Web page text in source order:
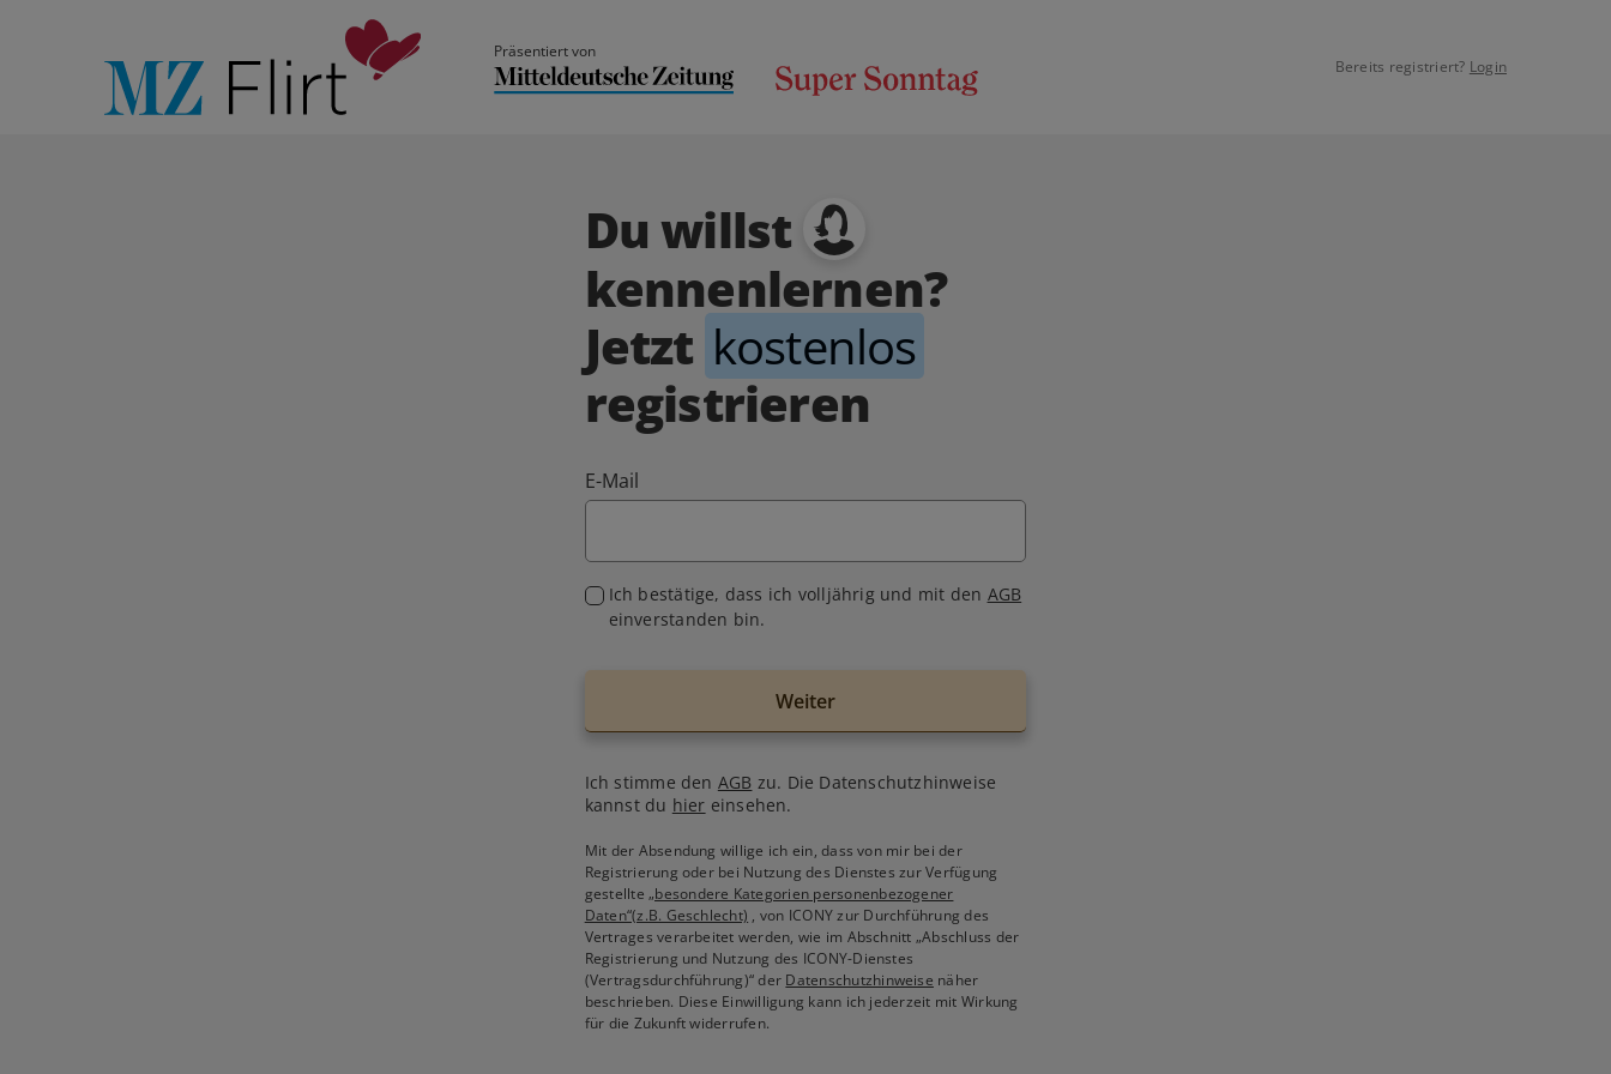
Präsentiert von
Bereits registriert? Login
Du willst
kennenlernen?
Jetzt kostenlos
registrieren
E-Mail
Ich bestätige, dass ich volljährig und mit den AGB
einverstanden bin.
Weiter
Ich stimme den AGB zu. Die Datenschutzhinweise
kannst du hier einsehen.
Mit der Absendung willige ich ein, dass von mir bei der
Registrierung oder bei Nutzung des Dienstes zur Verfügung
gestellte„besondere Kategorien personenbezogener
Daten“(z.B. Geschlecht) , von ICONY zur Durchführung des
Vertrages verarbeitet werden, wie im Abschnitt „Abschluss der
Registrierung und Nutzung des ICONY-Dienstes
(Vertragsdurchführung)“ der Datenschutzhinweise näher
beschrieben. Diese Einwilligung kann ich jederzeit mit Wirkung
für die Zukunft widerrufen.